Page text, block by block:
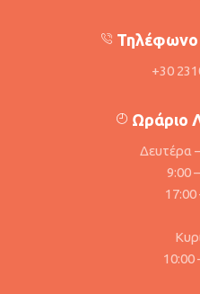
Τηλέφωνο
+30
Ωράριο
Δευτέρα
9:00
17:00
10:00